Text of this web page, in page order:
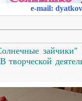
e-mail: